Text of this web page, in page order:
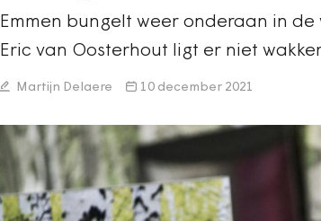
Emmen bungelt weer onderaan in
Eric van Oosterhout ligt er niet
Martijn Delaere 10 december 2021